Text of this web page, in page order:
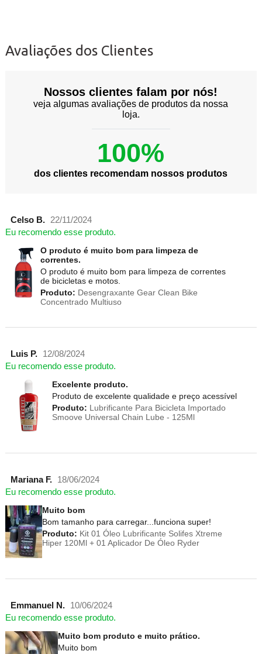
Avaliações dos Clientes
Nossos clientes falam por nós!
veja algumas avaliações de produtos da nossa
loja.
100%
dos clientes recomendam nossos produtos
Celso B. 22/11/2024
Eu recomendo esse produto.
O produto é muito bom para limpeza de
correntes.
O produto é muito bom para limpeza de correntes
de bicicletas e motos.
Produto: Desengraxante Gear Clean Bike
Concentrado Multiuso
Luis P.
12/08/2024
Eu recomendo esse produto.
Excelente produto.
Produto de excelente qualidade e preço acessível
Produto: Lubrificante Para Bicicleta Importado
Smoove Universal Chain Lube - 125Ml
Mariana F.
18/06/2024
Eu recomendo esse produto.
Muito bom
Bom tamanho para carregar...funciona super!
Produto: Kit 01 Óleo Lubrificante Solifes Xtreme
Hiper 120Ml + 01 Aplicador De Óleo Ryder
Emmanuel N.
10/06/2024
Eu recomendo esse produto.
Muito bom produto e muito prático.
Muito bom